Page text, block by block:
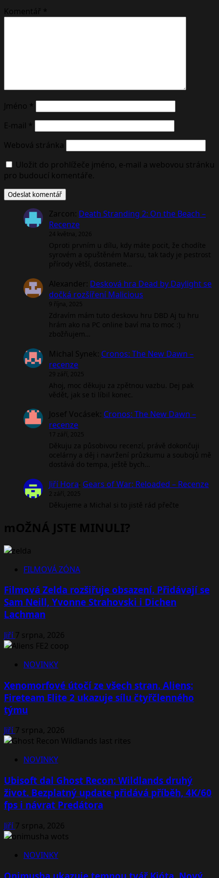
Komentář *
Jméno *
E-mail *
Webová stránka
Uložit do prohlížeče jméno, e-mail a webovou stránku
pro budoucí komentáře.
Zarcon: Death Stranding 2: On the Beach –
Recenze
24 května, 2026
Oproti prvním u dílu, kdy máte pocit, že chodíte
syrovém a opuštěném Marsu, tak tady je pestrost
přírody větší, dostanete…
Alexander: Desková hra Dead by Daylight se
dočká rozšíření Malicious
9 října, 2025
Zdravím mám tuto deskovu hru DBD Aj tu hru
hrám ako na PC online baví ma to moc :)
zbožňujem…
Michal Synek: Cronos: The New Dawn –
recenze
29 září, 2025
Ahoj, moc děkuju za zpětnou vazbu. Dej pak
vědět, jak se ti líbil konec.
Josef Vocásek: Cronos: The New Dawn –
recenze
17 září, 2025
Děkuju za působivou recenzí, právě dokončuji
ocelárny a děj i navržení průzkumu a soubojů mě
dostává do tempa, ještě bych…
Jiří Hora: Gears of War: Reloaded – Recenze
2 září, 2025
Děkujeme a Michal si to jistě rád přečte
mOŽNÁ JSTE MINULI?
FILMOVÁ ZÓNA
Filmová Zelda rozšiřuje obsazení. Přidávají se
Sam Neill, Yvonne Strahovski i Dichen
Lachman
Jiří7 srpna, 2026
NOVINKY
Xenomorfové útočí ze všech stran. Aliens:
Fireteam Elite 2 ukazuje sílu čtyřčlenného
týmu
Jiří7 srpna, 2026
NOVINKY
Ubisoft dal Ghost Recon: Wildlands druhý
život. Bezplatný update přidává příběh, 4K/60
fps i návrat Predátora
Jiří7 srpna, 2026
NOVINKY